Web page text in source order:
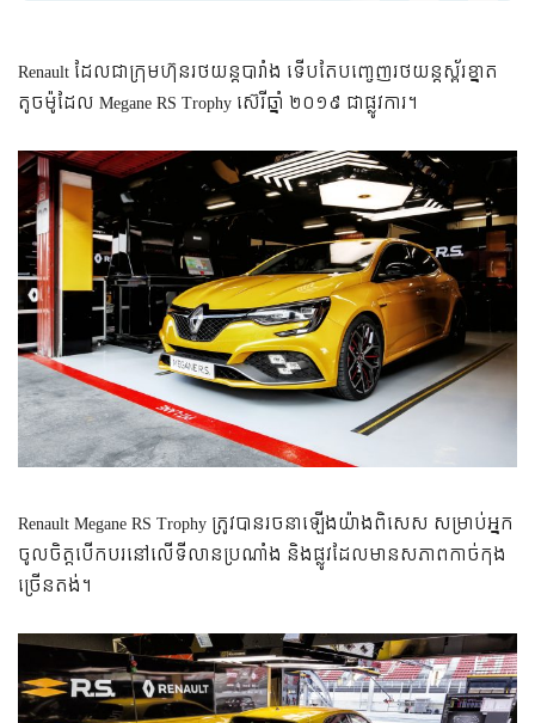
Renault ដែលជាក្រុមហ៊ុន​រថយន្ត​បារាំង ទើប​តែ​បញ្ចេញរថយន្តស្ព័រខ្នាត
តូចម៉ូដែល Megane RS Trophy ស៊េរី​ឆ្នាំ ២០១៩ ជាផ្លូវការ។
Renault Megane RS Trophy ត្រូវ​បាន​រចនា​ឡើងយ៉ាងពិសេស ​សម្រាប់​អ្នក
ចូលចិត្ត​បើកបរ​នៅ​លើ​ទីលាន​ប្រណាំង និង​ផ្លូវ​ដែល​មាន​សភាព​កាច់​កុង​
ច្រើន​តង់។